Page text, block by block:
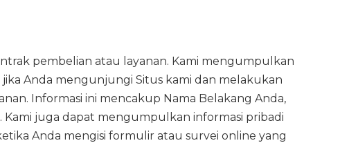
pembelian atau layanan. Kami mengumpulkan
Anda mengunjungi Situs kami dan melakukan
Informasi ini mencakup Nama Belakang Anda,
Kami juga dapat mengumpulkan informasi pribadi
Anda mengisi formulir atau survei online yang